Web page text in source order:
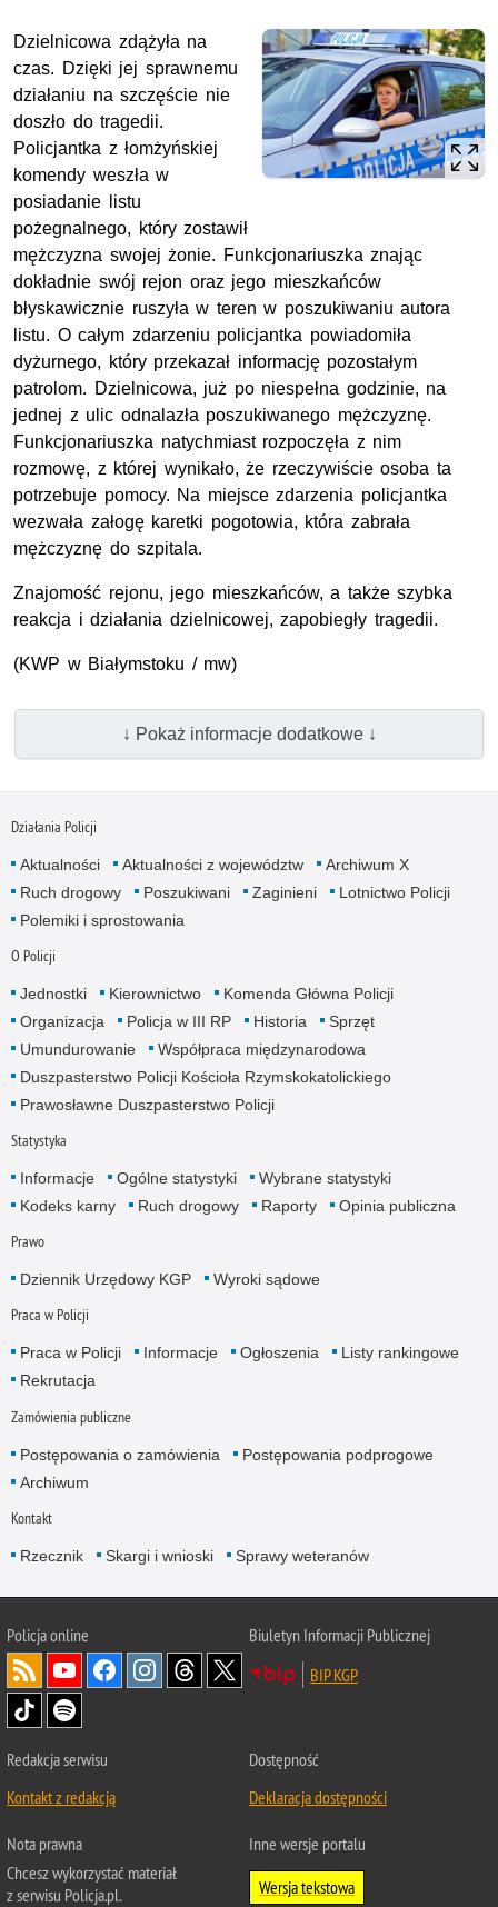
Dzielnicowa zdążyła na
czas. Dzięki jej sprawnemu
działaniu na szczęście nie
doszło do tragedii.
Policjantka z łomżyńskiej
komendy weszła w
posiadanie listu
pożegnalnego, który zostawił
mężczyzna swojej żonie. Funkcjonariuszka znając
dokładnie swój rejon oraz jego mieszkańców
błyskawicznie ruszyła w teren w poszukiwaniu autora
listu. O całym zdarzeniu policjantka powiadomiła
dyżurnego, który przekazał informację pozostałym
patrolom. Dzielnicowa, już po niespełna godzinie, na
jednej z ulic odnalazła poszukiwanego mężczyznę.
Funkcjonariuszka natychmiast rozpoczęła z nim
rozmowę, z której wynikało, że rzeczywiście osoba ta
potrzebuje pomocy. Na miejsce zdarzenia policjantka
wezwała załogę karetki pogotowia, która zabrała
mężczyznę do szpitala.
Znajomość rejonu, jego mieszkańców, a także szybka
reakcja i działania dzielnicowej, zapobiegły tragedii.
(KWP w Białymstoku / mw)
↓ Pokaż informacje dodatkowe ↓
Działania Policji
Aktualności Aktualności z województw
Archiwum X
Ruch drogowy
Poszukiwani Zaginieni
Lotnictwo Policji
Polemiki i sprostowania
O Policji
Jednostki Kierownictwo
Komenda Główna Policji
Organizacja
Policja w III RP Historia
Sprzęt
Umundurowanie
Współpraca międzynarodowa
Duszpasterstwo Policji Kościoła Rzymskokatolickiego
Prawosławne Duszpasterstwo Policji
Statystyka
Informacje Ogólne statystyki
Wybrane statystyki
Kodeks karny
Ruch drogowy Raporty Opinia publiczna
Prawo
Dziennik Urzędowy KGP Wyroki sądowe
Praca w Policji
Praca w Policji Informacje Ogłoszenia
Listy rankingowe
Rekrutacja
Zamówienia publiczne
Postępowania o zamówienia
Postępowania podprogowe
Archiwum
Kontakt
Rzecznik Skargi i wnioski Sprawy weteranów
Policjaonline
Biuletyn Informacji Publicznej
BIP KGP
Redakcja serwisu
Kontakt z redakcją
Dostępność
Deklaracja dostępności
Nota prawna
Chcesz wykorzystać materiał
z serwisu Policja.pl.
Inne wersje portalu
Wersja tekstowa